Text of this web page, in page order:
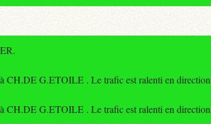
CH.DE G.ETOILE . Le trafic est ralenti en
CH.DE G.ETOILE . Le trafic est ralenti en